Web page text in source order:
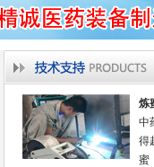
超微粉碎机组
炼
中
得
蜜